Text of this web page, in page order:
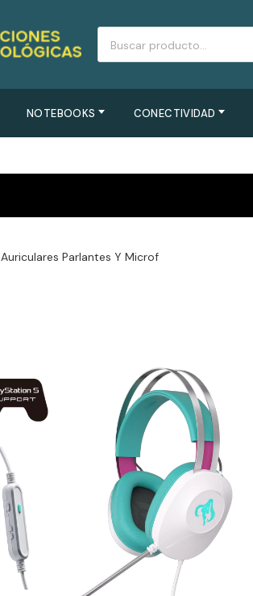
NOTEBOOKS CONECTIVIDAD
Auriculares Parlantes Y Microf